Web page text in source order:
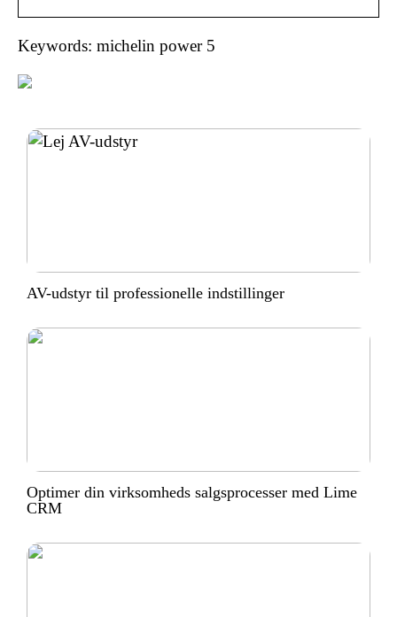
Keywords: michelin power 5
AV-udstyr til professionelle indstillinger
Optimer din virksomheds salgsprocesser med Lime
CRM